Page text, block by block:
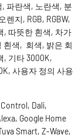
파란색, 노란색, 분
렌지, RGB, RGBW,
, 따뜻한 흰색, 차가
흰색, 회색, 밝은 회
, 기타 3000K,
사용자 정의 사용
Control, Dali,
Google Home
Smart, Z-Wave,